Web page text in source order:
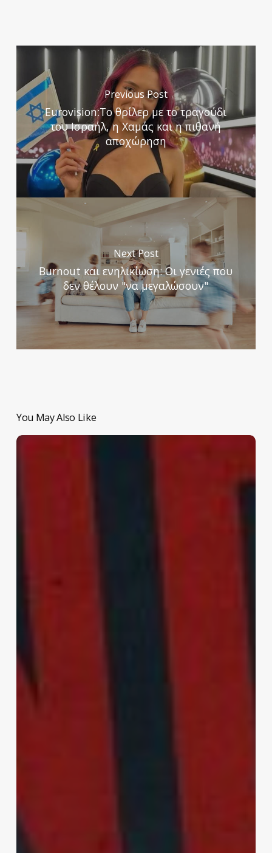
Previous Post
Eurovision:Το θρίλερ με το τραγούδι
του Ισραήλ, η Χαμάς και η πιθανή
αποχώρηση
Next Post
Burnout και ενηλικίωση: Οι γενιές που
δεν θέλουν "να μεγαλώσουν"
You May Also Like